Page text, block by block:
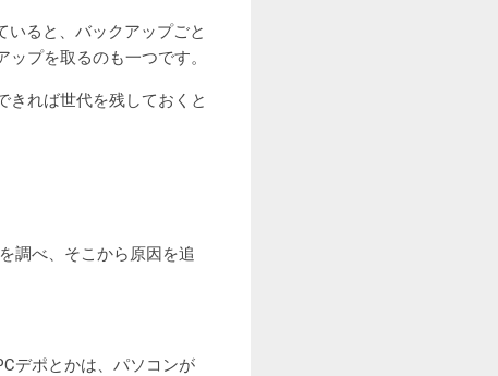
いると、バックアップごと
プを取るのも一つです。
きれば世代を残しておくと
調べ、そこから原因を追
デポとかは、パソコンが